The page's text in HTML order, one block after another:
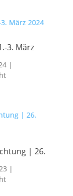
3. März
|
| 26.
|